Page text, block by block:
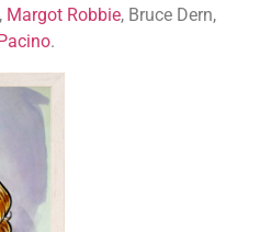
, Margot Robbie, Bruce Dern,
.